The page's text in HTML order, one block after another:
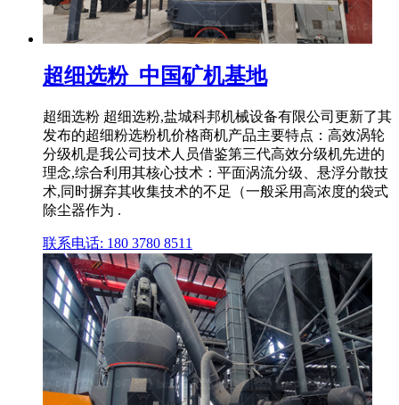
超细选粉_中国矿机基地
超细选粉 超细选粉,盐城科邦机械设备有限公司更新了其
发布的超细粉选粉机价格商机产品主要特点：高效涡轮
分级机是我公司技术人员借鉴第三代高效分级机先进的
理念,综合利用其核心技术：平面涡流分级、悬浮分散技
术,同时摒弃其收集技术的不足（一般采用高浓度的袋式
除尘器作为 .
联系电话: 180 3780 8511